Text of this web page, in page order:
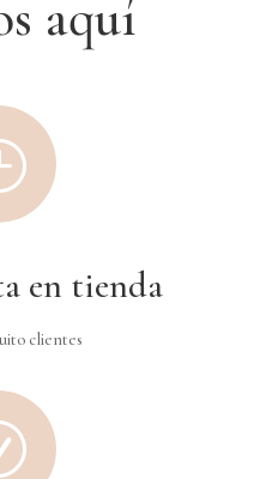
aquí
en tienda
clientes